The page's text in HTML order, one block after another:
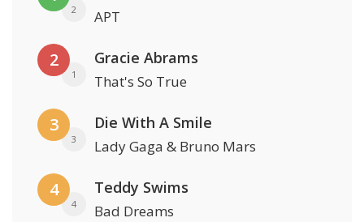
2 APT
2
1
Gracie Abrams
That's So True
3
3
Die With A Smile
Lady Gaga & Bruno Mars
4
4
Teddy Swims
Bad Dreams